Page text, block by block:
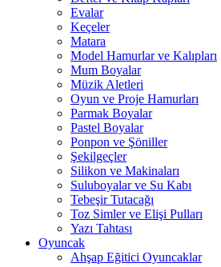
Evalar
Keçeler
Matara
Model Hamurlar ve Kalıpları
Mum Boyalar
Müzik Aletleri
Oyun ve Proje Hamurları
Parmak Boyalar
Pastel Boyalar
Ponpon ve Şöniller
Şekilgeçler
Silikon ve Makinaları
Suluboyalar ve Su Kabı
Tebeşir Tutacağı
Toz Simler ve Elişi Pulları
Yazı Tahtası
Oyuncak
Ahşap Eğitici Oyuncaklar